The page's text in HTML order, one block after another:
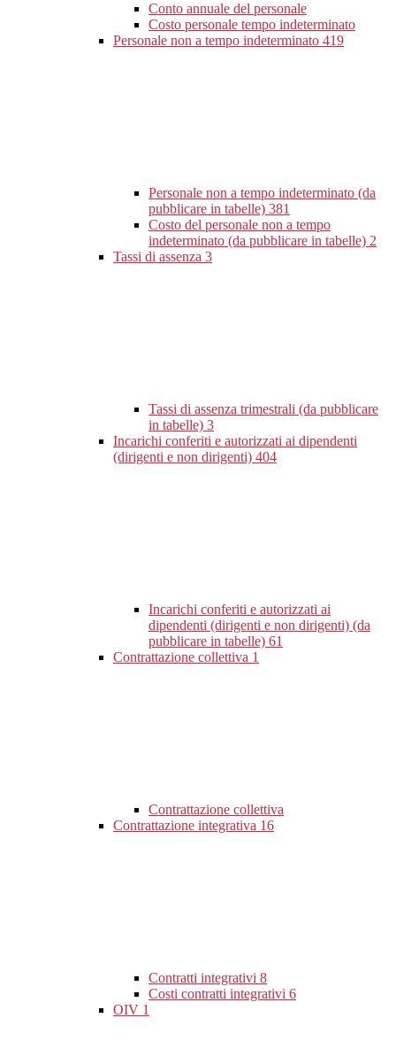
Conto annuale del personale
Costo personale tempo indeterminato
Personale non a tempo indeterminato 419
Personale non a tempo indeterminato (da
pubblicare in tabelle) 381
Costo del personale non a tempo
indeterminato (da pubblicare in tabelle) 2
Tassi di assenza 3
Tassi di assenza trimestrali (da pubblicare
in tabelle) 3
Incarichi conferiti e autorizzati ai dipendenti
(dirigenti e non dirigenti) 404
Incarichi conferiti e autorizzati ai
dipendenti (dirigenti e non dirigenti) (da
pubblicare in tabelle) 61
Contrattazione collettiva 1
Contrattazione collettiva
Contrattazione integrativa 16
Contratti integrativi 8
Costi contratti integrativi 6
OIV 1